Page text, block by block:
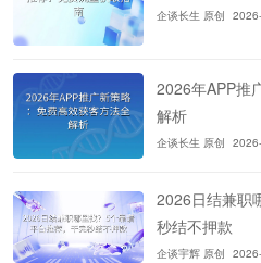
企谈长生 原创
2026年APP推
解析
企谈长生 原创
2026日结兼职
秒结不押款
企谈宇辉 原创